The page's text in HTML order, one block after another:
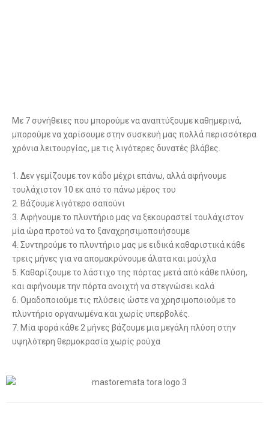
Με 7 συνήθειες που μπορούμε να αναπτύξουμε καθημερινά,
μπορούμε να χαρίσουμε στην συσκευή μας πολλά περισσότερα
χρόνια λειτουργίας, με τις λιγότερες δυνατές βλάβες.
1. Δεν γεμίζουμε τον κάδο μέχρι επάνω, αλλά αφήνουμε
τουλάχιστον 10 εκ από το πάνω μέρος του
2. Βάζουμε λιγότερο σαπούνι
3. Αφήνουμε το πλυντήριο μας να ξεκουραστεί τουλάχιστον
μία ώρα προτού να το ξαναχρησιμοποιήσουμε
4. Συντηρούμε το πλυντήριο μας με ειδικά καθαριστικά κάθε
τρεις μήνες για να απομακρύνουμε άλατα και μούχλα
5. Καθαρίζουμε το λάστιχο της πόρτας μετά από κάθε πλύση,
και αφήνουμε την πόρτα ανοιχτή να στεγνώσει καλά
6. Ομαδοποιούμε τις πλύσεις ώστε να χρησιμοποιούμε το
πλυντήριο οργανωμένα και χωρίς υπερβολές.
7. Μία φορά κάθε 2 μήνες βάζουμε μια μεγάλη πλύση στην
υψηλότερη θερμοκρασία χωρίς ρούχα